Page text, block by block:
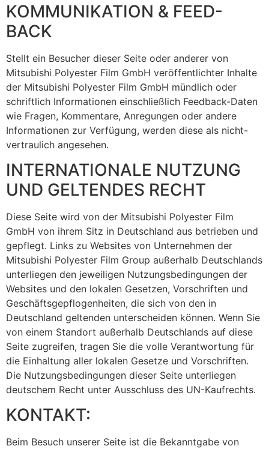
KOMMUNIKATION & FEED-
BACK
Stellt ein Besucher dieser Seite oder anderer von
Mitsubishi Polyester Film GmbH veröffentlichter Inhalte
der Mitsubishi Polyester Film GmbH mündlich oder
schriftlich Informationen einschließlich Feedback-Daten
wie Fragen, Kommentare, Anregungen oder andere
Informationen zur Verfügung, werden diese als nicht-
vertraulich angesehen.
INTERNATIONALE NUTZUNG
UND GELTENDES RECHT
Diese Seite wird von der Mitsubishi Polyester Film
GmbH von ihrem Sitz in Deutschland aus betrieben und
gepflegt. Links zu Websites von Unternehmen der
Mitsubishi Polyester Film Group außerhalb Deutschlands
unterliegen den jeweiligen Nutzungsbedingungen der
Websites und den lokalen Gesetzen, Vorschriften und
Geschäftsgepflogenheiten, die sich von den in
Deutschland geltenden unterscheiden können. Wenn Sie
von einem Standort außerhalb Deutschlands auf diese
Seite zugreifen, tragen Sie die volle Verantwortung für
die Einhaltung aller lokalen Gesetze und Vorschriften.
Die Nutzungsbedingungen dieser Seite unterliegen
deutschem Recht unter Ausschluss des UN-Kaufrechts.
KONTAKT:
Beim Besuch unserer Seite ist die Bekanntgabe von